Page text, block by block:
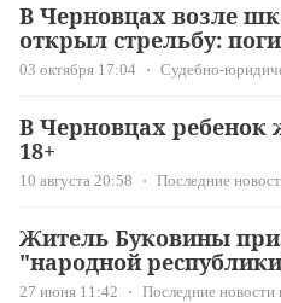
В Черновцах возле
открыл стрельбу:
03 октября 17:04 Судебно-
В Черновцах ребенок
18+
10 августа 20:58 Последние
Житель Буковины
"народной
27 июня 11:42 Последние новости